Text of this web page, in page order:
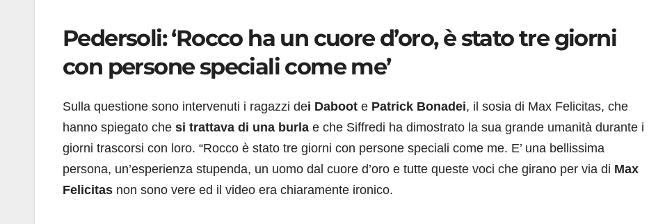
Pedersoli: ‘Rocco ha un cuore d’oro, è stato tre giorni
con persone speciali come me’
Sulla questione sono intervenuti i ragazzi dei Daboot e Patrick Bonadei, il sosia di Max Felicitas, che
hanno spiegato che si trattava di una burla e che Siffredi ha dimostrato la sua grande umanità durante i
giorni trascorsi con loro. “Rocco è stato tre giorni con persone speciali come me. E’ una bellissima
persona, un’esperienza stupenda, un uomo dal cuore d’oro e tutte queste voci che girano per via di Max
Felicitas non sono vere ed il video era chiaramente ironico.